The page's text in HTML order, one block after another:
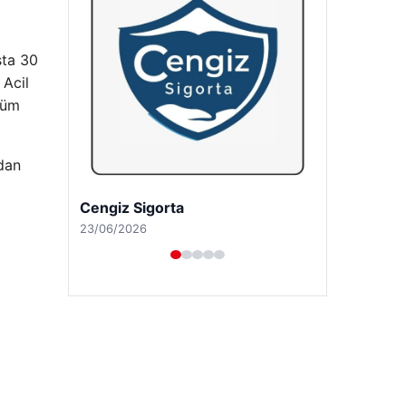
30
Acil
Hastaş Beton
26/05/2026